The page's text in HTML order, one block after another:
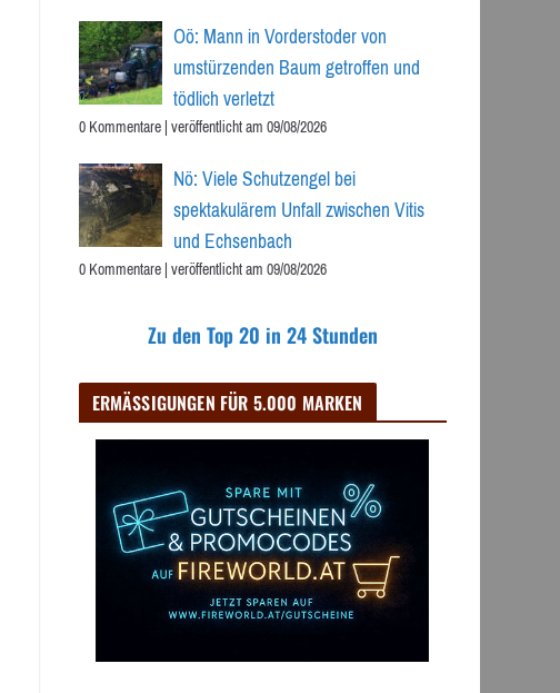
Oö: Mann in Vorderstoder von
umstürzenden Baum getroffen und
tödlich verletzt
0 Kommentare|veröffentlicht am 09/08/2026
Nö: Viele Schutzengel bei
spektakulärem Unfall zwischen Vitis
und Echsenbach
0 Kommentare|veröffentlicht am 09/08/2026
Zu den Top 20 in 24 Stunden
ERMÄSSIGUNGEN FÜR 5.000 MARKEN